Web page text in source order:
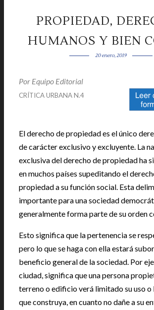
PROPIEDAD,
HUMANOS Y BIEN
20 enero, 2019
Por Equipo Editorial
CRÍTICA URBANA N.4
El derecho de propiedad es el único
de carácter exclusivo y excluyente. La
exclusiva del derecho de propiedad ha
en muchos países supeditando el
propiedad a su función social. Esta
importante para una sociedad
generalmente forma parte de su orden
Esto significa que la pertenencia se
pero lo que se haga con ella estará
beneficio general de la sociedad. Por
ciudad, significa que una persona
terreno o edificio verá limitado su uso o
que construya, en cuanto no dañe a su